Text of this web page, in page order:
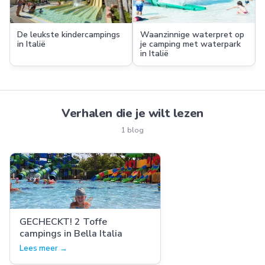
De leukste kindercampings
in Italië
Waanzinnige waterpret op
je camping met waterpark
in Italië
Verhalen die je wilt lezen
1 blog
GECHECKT! 2 Toffe
campings in Bella Italia
Lees meer →